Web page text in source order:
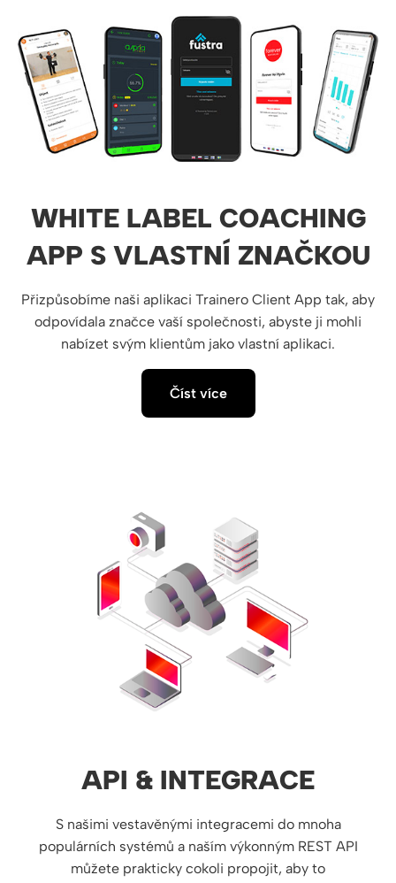
WHITE LABEL COACHING
APP S VLASTNÍ ZNAČKOU
Přizpůsobíme naši aplikaci Trainero Client App tak, aby
odpovídala značce vaší společnosti, abyste ji mohli
nabízet svým klientům jako vlastní aplikaci.
Číst více
API & INTEGRACE
S našimi vestavěnými integracemi do mnoha
populárních systémů a naším výkonným REST API
můžete prakticky cokoli propojit, aby to